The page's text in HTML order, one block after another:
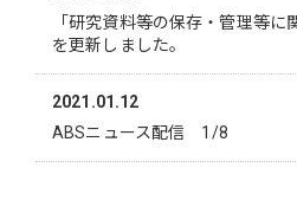
「研究資料等の保存・管理等に
を更新しました。
2021.01.12
ABSニュース配信 1/8